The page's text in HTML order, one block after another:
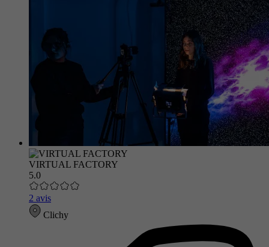
VIRTUAL FACTORY
5.0
2 avis
Clichy